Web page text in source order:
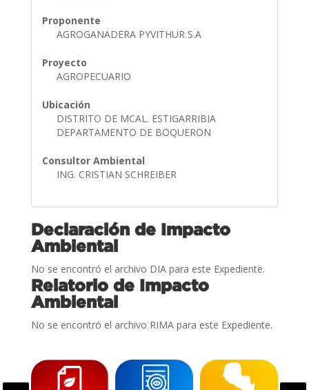
Proponente
AGROGANADERA PYVITHUR S.A
Proyecto
AGROPECUARIO
Ubicación
DISTRITO DE MCAL. ESTIGARRIBIA
DEPARTAMENTO DE BOQUERON
Consultor Ambiental
ING. CRISTIAN SCHREIBER
Declaración de Impacto
Ambiental
No se encontró el archivo DIA para este Expediente.
Relatorio de Impacto
Ambiental
No se encontró el archivo RIMA para este Expediente.